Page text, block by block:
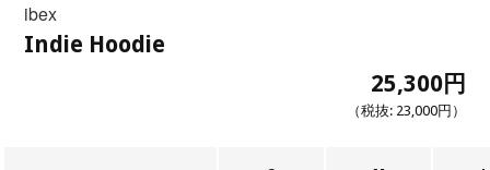
ibex
Indie Hoodie
25,300円
（税抜: 23,000円 ）